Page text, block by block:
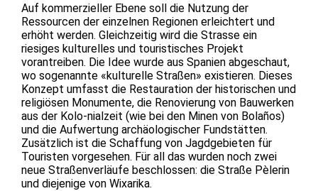
Auf kommerzieller Ebene soll die Nutzung der
Ressourcen der einzelnen Regionen erleichtert und
erhöht werden. Gleichzeitig wird die Strasse ein
riesiges kulturelles und touristisches Projekt
vorantreiben. Die Idee wurde aus Spanien abgeschaut,
wo sogenannte «kulturelle Straßen» existieren. Dieses
Konzept umfasst die Restauration der historischen und
religiösen Monumente, die Renovierung von Bauwerken
aus der Kolo-nialzeit (wie bei den Minen von Bolaños)
und die Aufwertung archäologischer Fundstätten.
Zusätzlich ist die Schaffung von Jagdgebieten für
Touristen vorgesehen. Für all das wurden noch zwei
neue Straßenverläufe beschlossen: die Straße Pèlerin
und diejenige von Wixarika.